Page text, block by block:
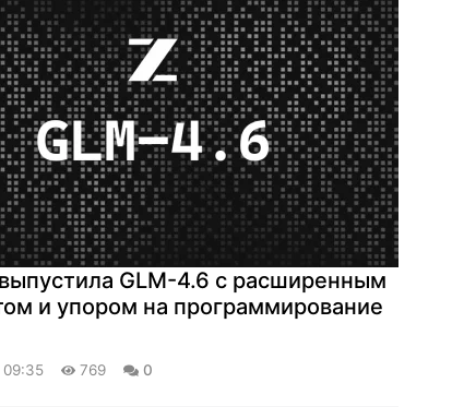
GLM-4.6 с расширенным
и упором на программирование
09:35 769 0